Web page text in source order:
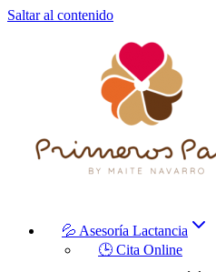
Saltar al contenido
💦 Asesoría Lactancia
🕒 Cita Online